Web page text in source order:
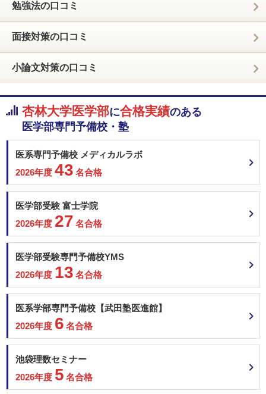
勉強法の口コミ
面接対策の口コミ
小論文対策の口コミ
杏林大学医学部に合格実績のある
医学部専門予備校・塾
医系専門予備校 メディカルラボ
2026年度 43 名合格
医学部受験 富士学院
2026年度 27 名合格
医学部受験専門予備校YMS
2026年度 13 名合格
医系学部専門予備校【武田塾医進館】
2026年度 6 名合格
池袋理数セミナー
2026年度 5 名合格